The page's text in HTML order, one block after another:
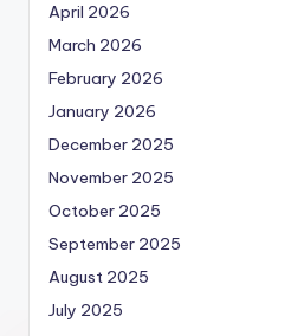
April 2026
March 2026
February 2026
January 2026
December 2025
November 2025
October 2025
September 2025
August 2025
July 2025